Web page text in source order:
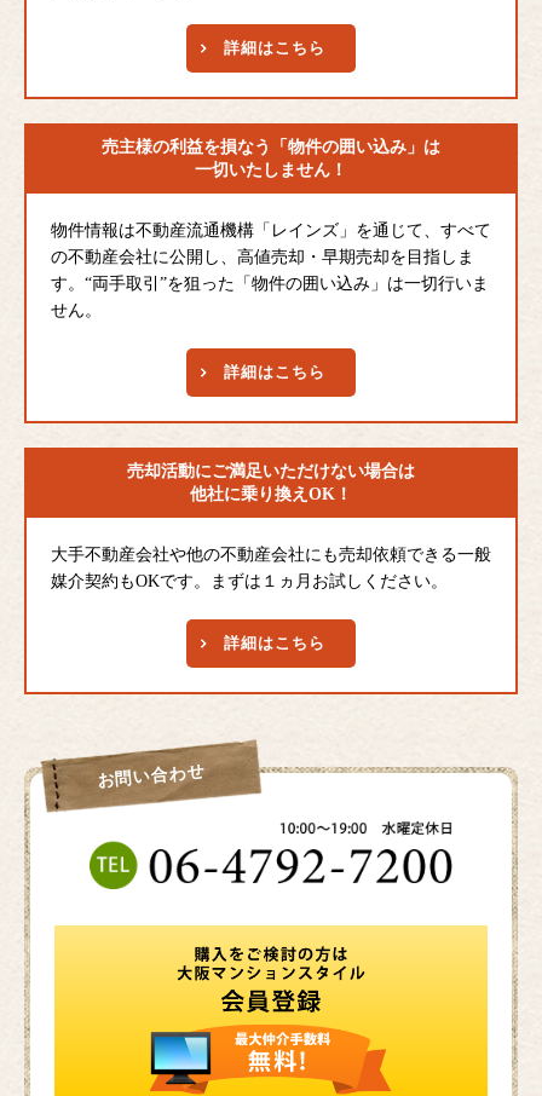
詳細はこちら
売主様の利益を損なう
「物件の囲い込み」は
一切いたしません！
物件情報は不動産流通機構「レインズ」を通じて、すべて
の不動産会社に公開し、高値売却・早期売却を目指しま
す。“両手取引”を狙った「物件の囲い込み」は一切行いま
せん。
詳細はこちら
売却活動にご満足いただけない場合は
他社に乗り換えOK！
大手不動産会社や他の不動産会社にも売却依頼できる一般
媒介契約もOKです。まずは１ヵ月お試しください。
詳細はこちら
お問い合わせ